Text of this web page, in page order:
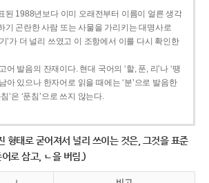
1988년보다 이미 오래전부터 이름이 얼른 생각
기 곤란한 사람 또는 사물을 가리키는 대명사로
’가 더 널리 쓰였고 이 조항에서 이를 다시 확인한
어 발음의 잔재이다. 현대 국어의 ‘할, 푼, 리’나 ‘땡
남아 있으나 한자어로 읽을 때에는 ‘분’으로 발음한
’은 ‘푼침’으로 쓰지 않는다.
형태로 굳어져서 널리 쓰이는 것은, 그것을 표준
로 삼고, ㄴ을 버림.)